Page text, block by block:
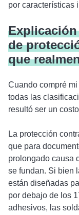
por características
de
que
Cuando compré
todas las
resultó ser un
La protección
que para
prolongado causa
se fundan. Si bien
están diseñadas
por debajo de los
adhesivos, las